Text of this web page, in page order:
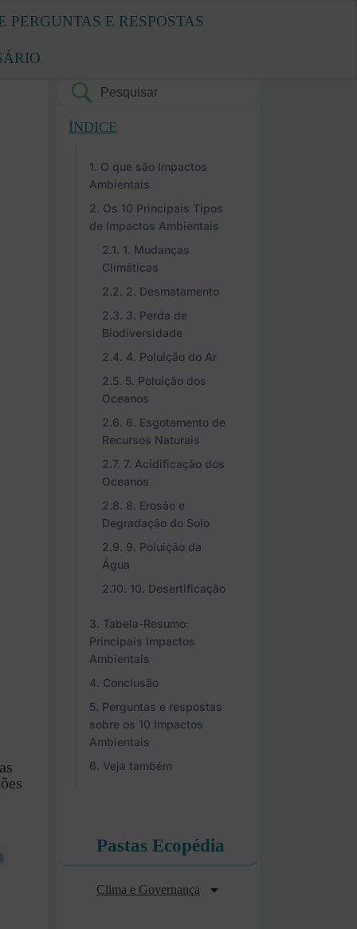
PERGUNTAS E RESPOSTAS
ÍNDICE
O que são Impactos
Ambientais
Os 10 Principais Tipos
de Impactos Ambientais
1. Mudanças
Climáticas
2. Desmatamento
3. Perda de
Biodiversidade
4. Poluição do Ar
5. Poluição dos
Oceanos
6. Esgotamento de
Recursos Naturais
7. Acidificação dos
Oceanos
8. Erosão e
Degradação do Solo
9. Poluição da
Água
10. Desertificação
Tabela-Resumo:
Principais Impactos
Ambientais
Conclusão
Perguntas e respostas
sobre os 10 Impactos
Ambientais
Veja também
Pastas Ecopédia
Clima e Governança